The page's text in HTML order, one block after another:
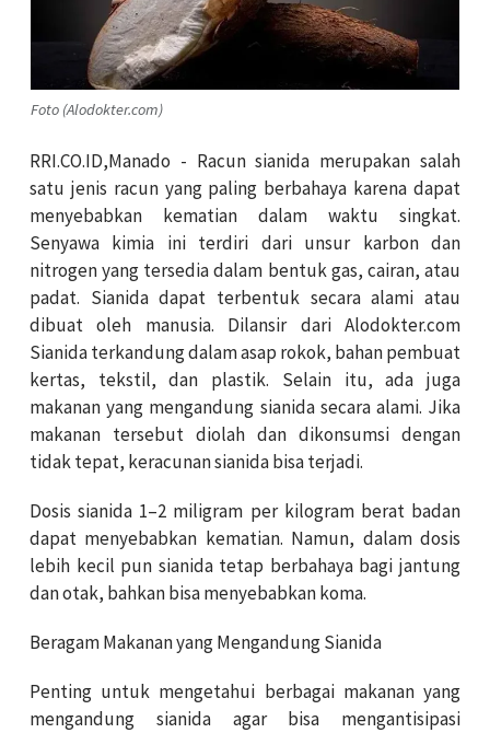
Foto (Alodokter.com)
RRI.CO.ID,Manado - Racun sianida merupakan salah
satu jenis racun yang paling berbahaya karena dapat
menyebabkan kematian dalam waktu singkat.
Senyawa kimia ini terdiri dari unsur karbon dan
nitrogen yang tersedia dalam bentuk gas, cairan, atau
padat. Sianida dapat terbentuk secara alami atau
dibuat oleh manusia. Dilansir dari Alodokter.com
Sianida terkandung dalam asap rokok, bahan pembuat
kertas, tekstil, dan plastik. Selain itu, ada juga
makanan yang mengandung sianida secara alami. Jika
makanan tersebut diolah dan dikonsumsi dengan
tidak tepat, keracunan sianida bisa terjadi.
Dosis sianida 1–2 miligram per kilogram berat badan
dapat menyebabkan kematian. Namun, dalam dosis
lebih kecil pun sianida tetap berbahaya bagi jantung
dan otak, bahkan bisa menyebabkan koma.
Beragam Makanan yang Mengandung Sianida
Penting untuk mengetahui berbagai makanan yang
mengandung sianida agar bisa mengantisipasi